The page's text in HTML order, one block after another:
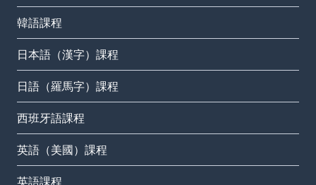
韓語課程
日本語（漢字）課程
日語（羅馬字）課程
西班牙語課程
英語（美國）課程
英語課程